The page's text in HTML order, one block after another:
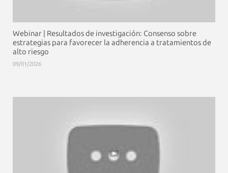
Webinar | Resultados de investigación: Consenso sobre
estrategias para favorecer la adherencia a tratamientos de
alto riesgo
09/01/2026